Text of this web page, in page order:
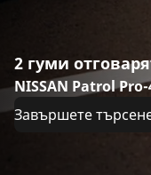
2 гуми
NISSAN Patrol
Завършете